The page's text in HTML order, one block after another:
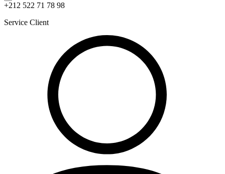
+212 522 71 78 98
Service Client